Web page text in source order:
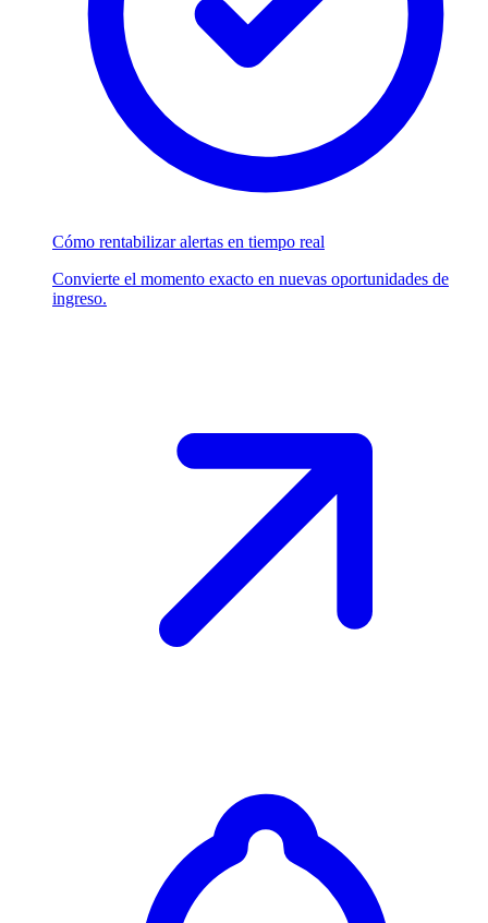
Cómo rentabilizar alertas en tiempo real
Convierte el momento exacto en nuevas oportunidades de
ingreso.